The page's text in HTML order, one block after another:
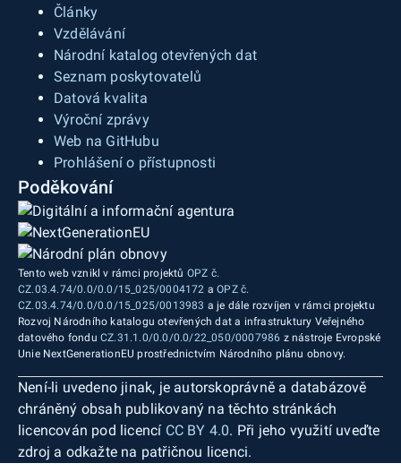
Články
Vzdělávání
Národní katalog otevřených dat
Seznam poskytovatelů
Datová kvalita
Výroční zprávy
Web na GitHubu
Prohlášení o přístupnosti
Poděkování
Tento web vznikl v rámci projektů OPZ č.
CZ.03.4.74/0.0/0.0/15_025/0004172 aOPZ č.
CZ.03.4.74/0.0/0.0/15_025/0013983 a je dále rozvíjen v rámci projektu
Rozvoj Národního katalogu otevřených dat a infrastruktury Veřejného
datového fondu CZ.31.1.0/0.0/0.0/22_050/0007986 z nástroje Evropské
Unie NextGenerationEU prostřednictvím Národního plánu obnovy.
Není-li uvedeno jinak, je autorskoprávně a databázově
chráněný obsah publikovaný na těchto stránkách
licencován pod licencí CC BY 4.0. Při jeho využití uveďte
zdroj a odkažte na patřičnou licenci.